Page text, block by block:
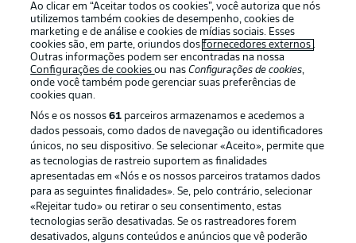
Oferecido por
Publicidade Avisos legais
Gerir preferências Aviso de privacidade
Ao clicar em “Aceitar todos os cookies”, você autoriza que nós
utilizemos também cookies de desempenho, cookies de
marketing e de análise e cookies de mídias sociais. Esses
cookies são, em parte, oriundos dosfornecedores externos .
Outras informações podem ser encontradas na nossa
Configurações de cookiesou nasConfigurações de cookies,
onde você também pode gerenciar suas preferências de
cookies quan.
Nós e os nossos61 parceiros armazenamos e acedemos a
dados pessoais, como dados de navegação ou identificadores
únicos, no seu dispositivo. Se selecionar «Aceito», permite que
as tecnologias de rastreio suportem as finalidades
apresentadas em «Nós e os nossos parceiros tratamos dados
para as seguintes finalidades». Se, pelo contrário, selecionar
«Rejeitar tudo» ou retirar o seu consentimento, estas
tecnologias serão desativadas. Se os rastreadores forem
desativados, alguns conteúdos e anúncios que vê poderão